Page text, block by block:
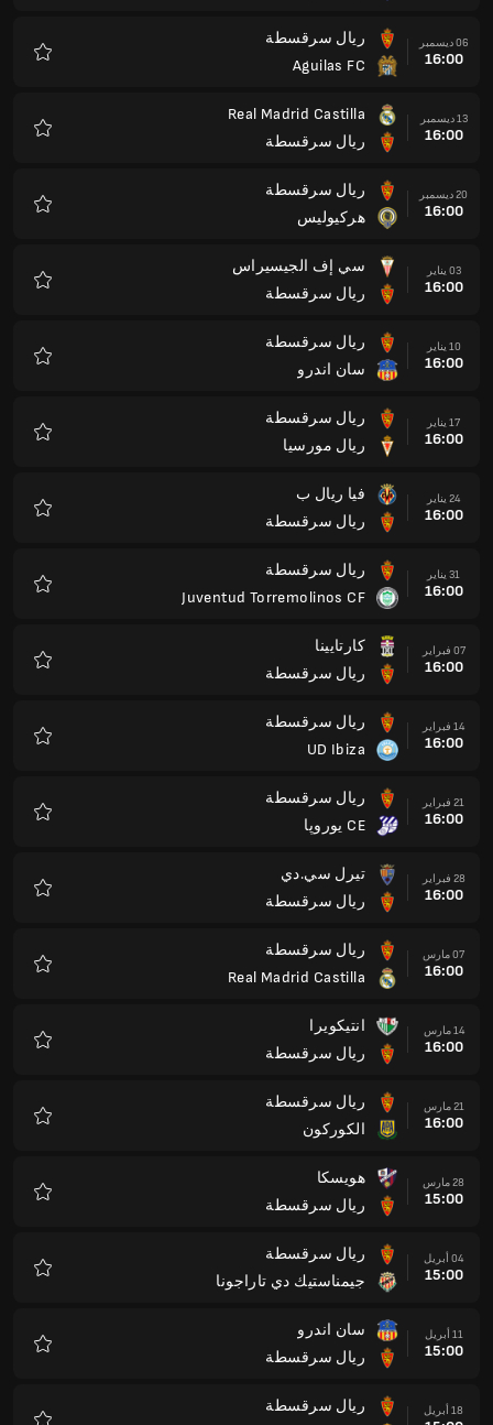
06 ديسمبر
16:00
ريال سرقسطة
Aguilas FC
13 ديسمبر
16:00
Real Madrid Castilla
ريال سرقسطة
20 ديسمبر
16:00
ريال سرقسطة
هركيوليس
03 يناير
16:00
سي إف الجيسيراس
ريال سرقسطة
10 يناير
16:00
ريال سرقسطة
سان اندرو
17 يناير
16:00
ريال سرقسطة
ريال مورسيا
24 يناير
16:00
فيا ريال ب
ريال سرقسطة
31 يناير
16:00
ريال سرقسطة
Juventud Torremolinos CF
07 فبراير
16:00
كارتايينا
ريال سرقسطة
14 فبراير
16:00
ريال سرقسطة
UD Ibiza
21 فبراير
16:00
ريال سرقسطة
CE يوروپا
28 فبراير
16:00
تيرل سي.دي
ريال سرقسطة
07 مارس
16:00
ريال سرقسطة
Real Madrid Castilla
14 مارس
16:00
انتيكويرا
ريال سرقسطة
21 مارس
16:00
ريال سرقسطة
الكوركون
28 مارس
15:00
هويسكا
ريال سرقسطة
04 أبريل
15:00
ريال سرقسطة
جيمناستيك دي تاراجونا
11 أبريل
15:00
سان اندرو
ريال سرقسطة
18 أبريل
ريال سرقسطة